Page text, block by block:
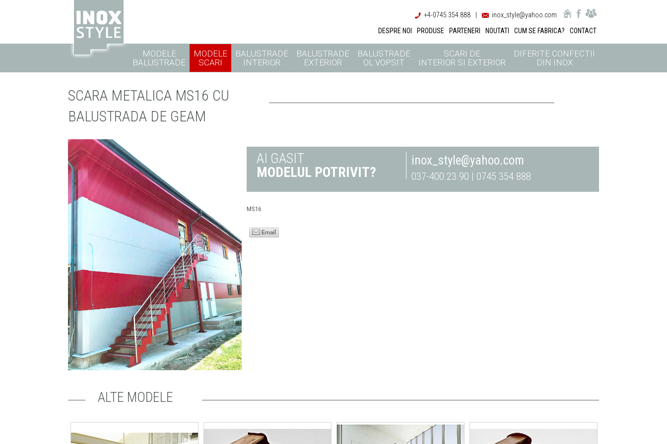
+4-0745.354.888
inox_style@yahoo.com
DESPRE NOI
PRODUSE PARTENERI NOUTATI CUM SE FABRICA? CONTACT
MODELE
BALUSTRADE
MODELE
SCARI
BALUSTRADE
INTERIOR
BALUSTRADE
EXTERIOR
BALUSTRADE
OL VOPSIT
SCARI DE
INTERIOR SI EXTERIOR
DIFERITE CONFECTII
DIN INOX
SCARA METALICA MS16 CU
BALUSTRADA DE GEAM
AI GASIT
MODELUL POTRIVIT?
inox_style@yahoo.com
037-400.23.90 | 0745 354 888
MS16
ALTE MODELE